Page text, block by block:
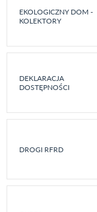
EKOLOGICZNY DOM -
KOLEKTORY
DEKLARACJA
DOSTĘPNOŚCI
DROGI RFRD